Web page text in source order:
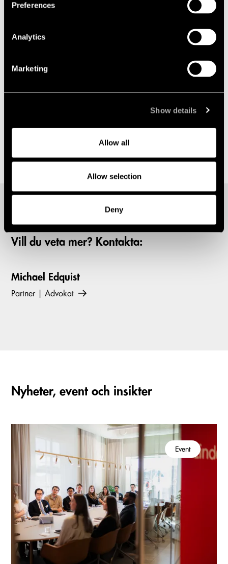
Preferences
Analytics
Marketing
Show details
Allow all
Allow selection
Deny
2024-10-02
Vill du veta mer? Kontakta:
Michael Edquist
Partner | Advokat
Nyheter, event och insikter
Event